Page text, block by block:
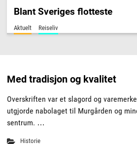
Blant Sveriges flotteste
Aktuelt Reiseliv
Med tradisjon og kvalitet
Overskriften var et slagord og
utgjorde nabolaget til Murgården og
sentrum. …
Historie